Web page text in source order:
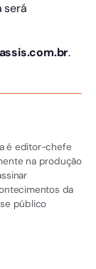
será
.
é editor-chefe
na produção
da
público